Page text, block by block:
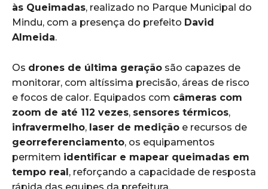
às Queimadas, realizado no Parque Municipal do
Mindu, com a presença do prefeito David
Almeida.
Os drones de última geração são capazes de
monitorar, com altíssima precisão, áreas de risco
e focos de calor. Equipados com câmeras com
zoom de até 112 vezes, sensores térmicos,
infravermelho, laser de medição e recursos de
georreferenciamento, os equipamentos
permitem identificar e mapear queimadas em
tempo real , reforçando a capacidade de resposta